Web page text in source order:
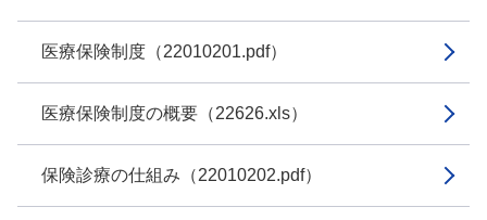
医療保険制度（22010201.pdf）
医療保険制度の概要（22626.xls）
保険診療の仕組み（22010202.pdf）